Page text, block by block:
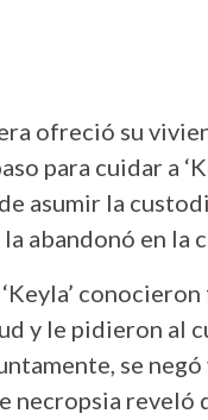
ofreció su
para cuidar a
asumir la
abandonó en la
y le pidieron al
se
reveló